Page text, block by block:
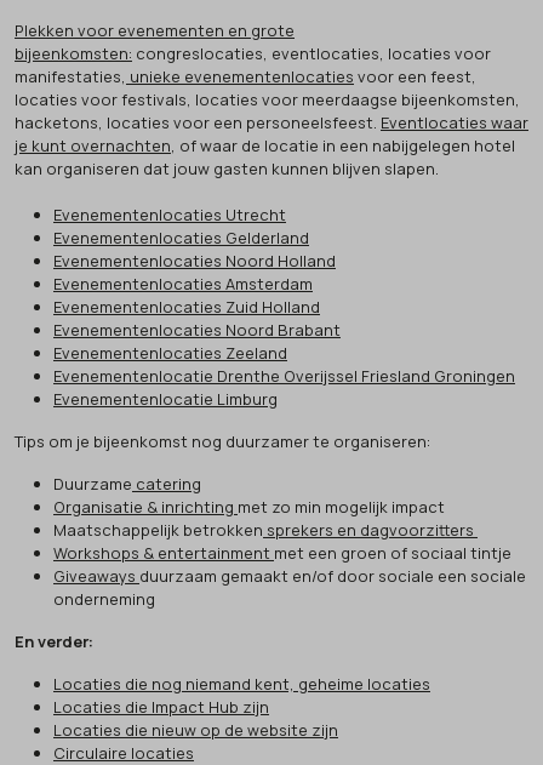
Plekken voor evenementen en grote
bijeenkomsten: congreslocaties, eventlocaties, locaties voor
manifestaties, unieke evenementenlocaties voor een feest,
locaties voor festivals, locaties voor meerdaagse bijeenkomsten,
hacketons, locaties voor een personeelsfeest. Eventlocaties waar
je kunt overnachten, of waar de locatie in een nabijgelegen hotel
kan organiseren dat jouw gasten kunnen blijven slapen.
Evenementenlocaties Utrecht
Evenementenlocaties Gelderland
Evenementenlocaties Noord Holland
Evenementenlocaties Amsterdam
Evenementenlocaties Zuid Holland
Evenementenlocaties Noord Brabant
Evenementenlocaties Zeeland
Evenementenlocatie Drenthe Overijssel Friesland Groningen
Evenementenlocatie Limburg
Tips om je bijeenkomst nog duurzamer te organiseren:
Duurzame catering
Organisatie & inrichting met zo min mogelijk impact
Maatschappelijk betrokken sprekers en dagvoorzitters
Workshops & entertainment met een groen of sociaal tintje
Giveaways duurzaam gemaakt en/of door sociale een sociale
onderneming
En verder:
Locaties die nog niemand kent, geheime locaties
Locaties die Impact Hub zijn
Locaties die nieuw op de website zijn
Circulaire locaties